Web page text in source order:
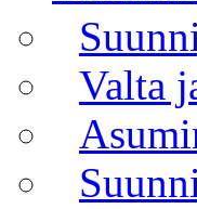
Valta